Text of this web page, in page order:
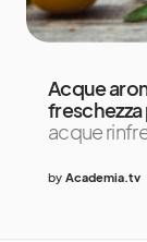
Acque
freschezza
acque
by Academia.tv